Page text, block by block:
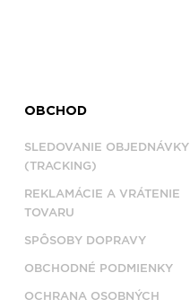
OBCHOD
SLEDOVANIE OBJEDNÁVKY
(TRACKING)
REKLAMÁCIE A VRÁTENIE
TOVARU
SPÔSOBY DOPRAVY
OBCHODNÉ PODMIENKY
OCHRANA OSOBNÝCH